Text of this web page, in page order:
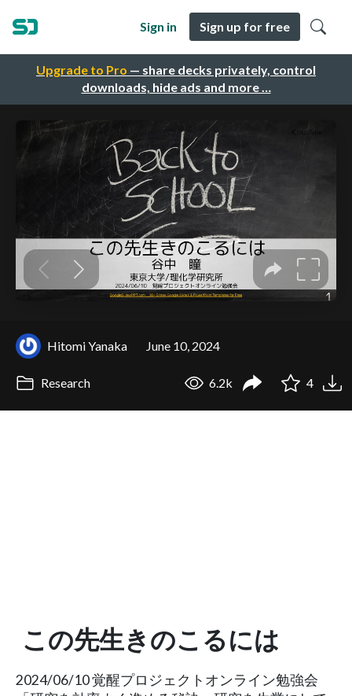
Upgrade to Pro — share decks privately, control
downloads, hide ads and more …
Sign in Sign up for free
Hitomi Yanaka June 10, 2024
Research 6.2k 4
この先生きのこるには
2024/06/10 覚醒プロジェクトオンライン勉強会